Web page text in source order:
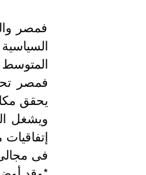
فمصر
المتوسط
فمصر
يحقق
ويشغل
فى مجالى